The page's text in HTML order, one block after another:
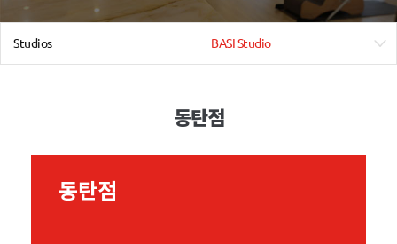
Studios BASI Studio
동탄점
동탄점